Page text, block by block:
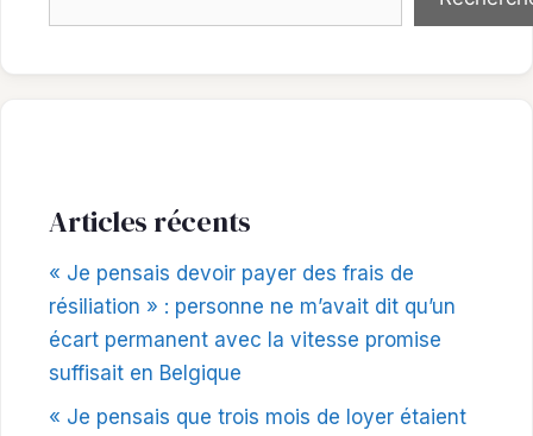
Articles récents
« Je pensais devoir payer des frais de
résiliation » : personne ne m’avait dit qu’un
écart permanent avec la vitesse promise
suffisait en Belgique
« Je pensais que trois mois de loyer étaient